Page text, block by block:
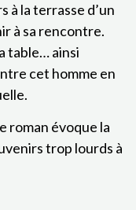
à la terrasse d’un
à sa rencontre.
table… ainsi
cet homme en
roman évoque la
trop lourds à